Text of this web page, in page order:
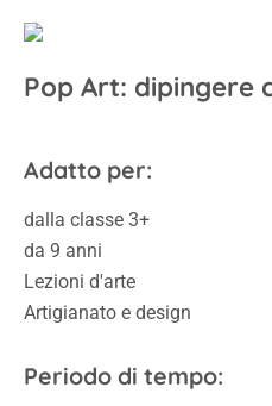
Pop Art: dipingere
Adatto per:
dalla classe 3+
da 9 anni
Lezioni d'arte
Artigianato e design
Periodo di tempo: